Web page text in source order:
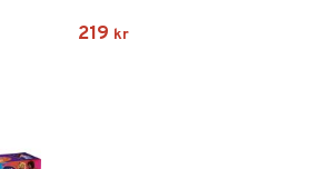
219 kr